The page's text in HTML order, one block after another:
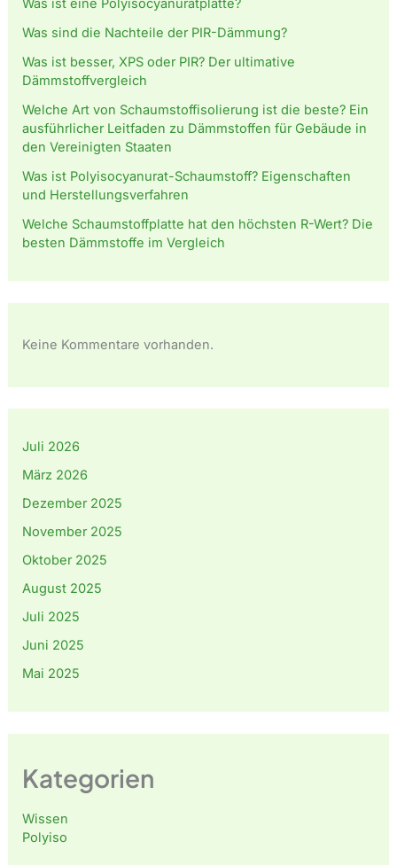
Was sind die Nachteile der PIR-Dämmung?
Was ist besser, XPS oder PIR? Der ultimative
Dämmstoffvergleich
Welche Art von Schaumstoffisolierung ist die beste? Ein
ausführlicher Leitfaden zu Dämmstoffen für Gebäude in
den Vereinigten Staaten
Was ist Polyisocyanurat-Schaumstoff? Eigenschaften
und Herstellungsverfahren
Welche Schaumstoffplatte hat den höchsten R-Wert? Die
besten Dämmstoffe im Vergleich
Keine Kommentare vorhanden.
Juli 2026
März 2026
Dezember 2025
November 2025
Oktober 2025
August 2025
Juli 2025
Juni 2025
Mai 2025
Kategorien
Wissen
Polyiso